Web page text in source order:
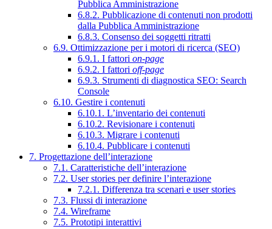
Pubblica Amministrazione
6.8.2. Pubblicazione di contenuti non prodotti
dalla Pubblica Amministrazione
6.8.3. Consenso dei soggetti ritratti
6.9. Ottimizzazione per i motori di ricerca (SEO)
6.9.1. I fattori on-page
6.9.2. I fattori off-page
6.9.3. Strumenti di diagnostica SEO: Search
Console
6.10. Gestire i contenuti
6.10.1. L’inventario dei contenuti
6.10.2. Revisionare i contenuti
6.10.3. Migrare i contenuti
6.10.4. Pubblicare i contenuti
7. Progettazione dell’interazione
7.1. Caratteristiche dell’interazione
7.2. User stories per definire l’interazione
7.2.1. Differenza tra scenari e user stories
7.3. Flussi di interazione
7.4. Wireframe
7.5. Prototipi interattivi